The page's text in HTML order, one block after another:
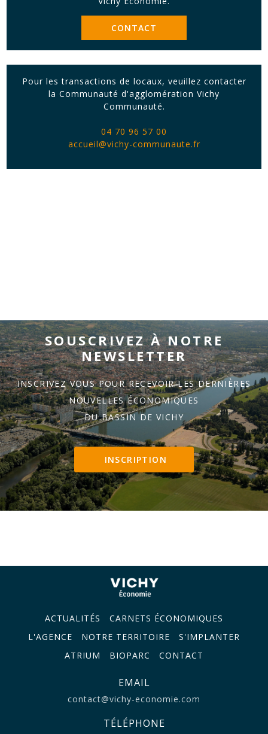
CONTACT
Pour les transactions de locaux, veuillez contacter
la Communauté d'agglomération Vichy
Communauté.
04 70 96 57 00
accueil@vichy-communaute.fr
SOUSCRIVEZ À NOTRE
NEWSLETTER
INSCRIVEZ VOUS POUR RECEVOIR LES DERNIÈRES
NOUVELLES ÉCONOMIQUES
DU BASSIN DE VICHY
INSCRIPTION
ACTUALITÉS
CARNETS ÉCONOMIQUES
L'AGENCE
NOTRE TERRITOIRE
S'IMPLANTER
ATRIUM
BIOPARC CONTACT
EMAIL
contact@vichy-economie.com
TÉLÉPHONE